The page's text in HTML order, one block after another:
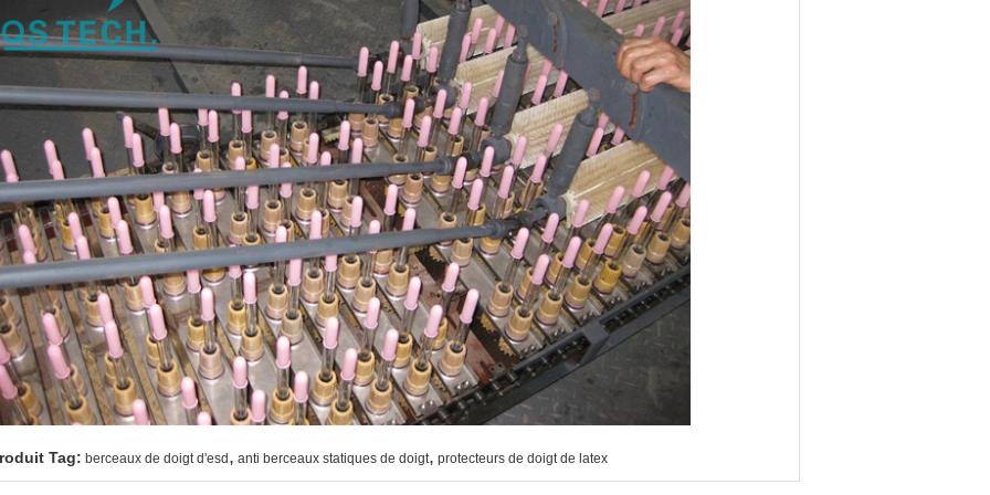
Tag: berceaux de doigt d'esd , anti berceaux statiques de doigt, protecteurs de doigt de latex